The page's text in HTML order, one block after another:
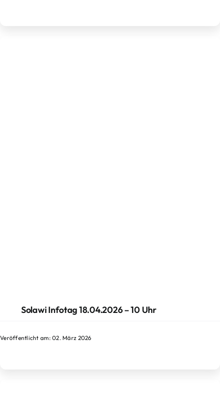
Solawi Infotag 18.04.2026 – 10 Uhr
Veröffentlicht am: 02. März 2026